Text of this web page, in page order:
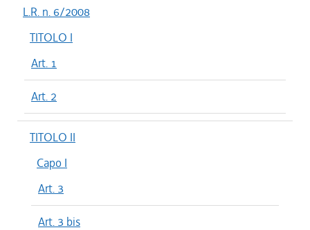
L.R. n. 6/2008
TITOLO I
Art. 1
Art. 2
TITOLO II
Capo I
Art. 3
Art. 3 bis